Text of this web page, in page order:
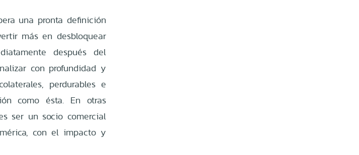
una pronta definición
más en desbloquear
después del
con profundidad y
perdurables e
como ésta. En otras
ser un socio comercial
con el impacto y